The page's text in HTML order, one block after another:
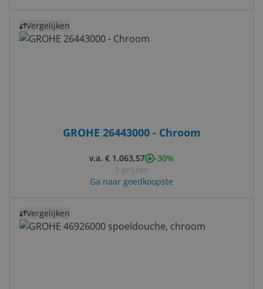
Vergelijken
GROHE 26443000 - Chroom
v.a. € 1.063,57
-30%
3 prijzen
Ga naar goedkoopste
Vergelijken